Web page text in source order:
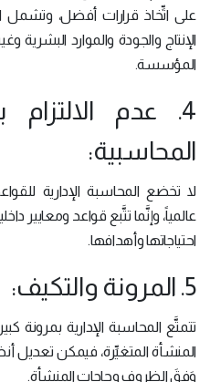
على اتِّخاذ قرارات أفضل، وتشمل
الإنتاج والجودة والموارد البشرية
المؤسسة.
4. عدم الالتزام
المحاسبية:
لا تخضع المحاسبة الإدارية
عالمياً، وإنَّما تتَّبع قواعد ومعايير
احتياجاتها وأهدافها.
5. المرونة والتكيف:
تتمتَّع المحاسبة الإدارية بمرونة
المنشأة المتغيِّرة، فيمكن تعديل
وَفقَ الظروف وحاجات المنشأة.